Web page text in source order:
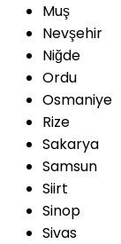
Muş
Nevşehir
Niğde
Ordu
Osmaniye
Rize
Sakarya
Samsun
Siirt
Sinop
Sivas